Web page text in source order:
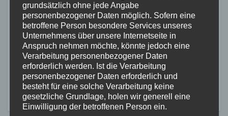
FEUERWEHR NEUWIED
Flächenbrand bei Buchholz
schnell gelöscht – Wald vor
Flammen bewahrt
2. AUG. 2026
grundsätzlich ohne jede Angabe
personenbezogener Daten möglich. Sofern eine
betroffene Person besondere Services unseres
Unternehmens über unsere Internetseite in
Anspruch nehmen möchte, könnte jedoch eine
Verarbeitung personenbezogener Daten
erforderlich werden. Ist die Verarbeitung
personenbezogener Daten erforderlich und
besteht für eine solche Verarbeitung keine
gesetzliche Grundlage, holen wir generell eine
Einwilligung der betroffenen Person ein.